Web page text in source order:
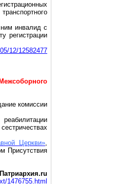
инвалид с
регистрации
12/12582477
комиссии
Церкви»,
Присутствия
Патриархия.ru
1476755.html